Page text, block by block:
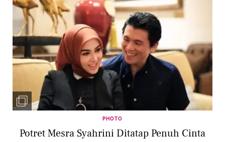
PHOTO
Potret Mesra Syahrini Ditatap Penuh Cinta